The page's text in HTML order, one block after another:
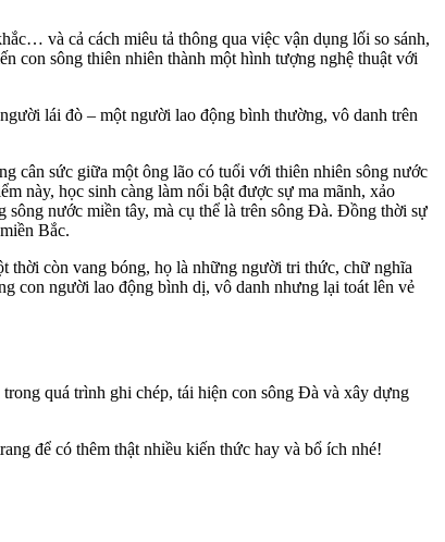
và cả cách miêu tả thông qua việc vận dụng lối so sánh,
con sông thiên nhiên thành một hình tượng nghệ thuật với
lái đò – một người lao động bình thường, vô danh trên
cân sức giữa một ông lão có tuổi với thiên nhiên sông nước
này, học sinh càng làm nổi bật được sự ma mãnh, xảo
sông nước miền tây, mà cụ thể là trên sông Đà. Đồng thời sự
Bắc.
thời còn vang bóng, họ là những người tri thức, chữ nghĩa
con người lao động bình dị, vô danh nhưng lại toát lên vẻ
quá trình ghi chép, tái hiện con sông Đà và xây dựng
để có thêm thật nhiều kiến thức hay và bổ ích nhé!